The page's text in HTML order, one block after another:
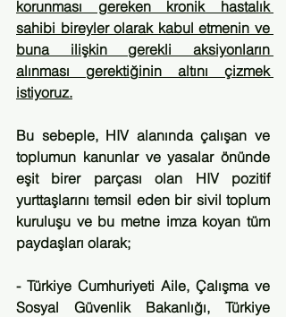
korunması gereken kronik hastalık
sahibi bireyler olarak kabul etmenin ve
buna ilişkin gerekli aksiyonların
alınması gerektiğinin altını çizmek
istiyoruz.
Bu sebeple, HIV alanında çalışan ve
toplumun kanunlar ve yasalar önünde
eşit birer parçası olan HIV pozitif
yurttaşlarını temsil eden bir sivil toplum
kuruluşu ve bu metne imza koyan tüm
paydaşları olarak;
- Türkiye Cumhuriyeti Aile, Çalışma ve
Sosyal Güvenlik Bakanlığı, Türkiye